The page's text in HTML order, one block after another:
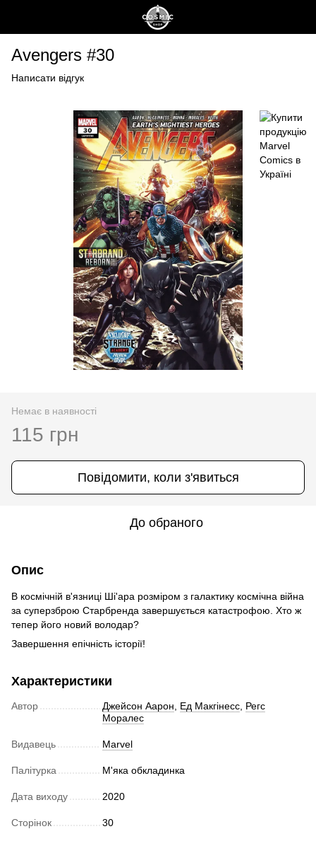
Avengers #30
Написати відгук
Немає в наявності
115 грн
Повідомити, коли з'явиться
До обраного
Опис
В космічній в'язниці Ші'ара розміром з галактику космічна війна
за суперзброю Старбренда завершується катастрофою. Хто ж
тепер його новий володар?
Завершення епічність історії!
Характеристики
Автор Джейсон Аарон, Ед Макгінесс, Регс
Моралес
Видавець Marvel
Палітурка М'яка обкладинка
Дата виходу 2020
Сторінок 30